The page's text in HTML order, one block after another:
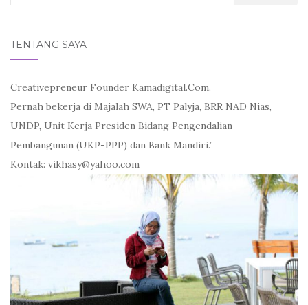
TENTANG SAYA
Creativepreneur Founder Kamadigital.Com.
Pernah bekerja di Majalah SWA, PT Palyja, BRR NAD Nias,
UNDP, Unit Kerja Presiden Bidang Pengendalian
Pembangunan (UKP-PPP) dan Bank Mandiri.’
Kontak: vikhasy@yahoo.com